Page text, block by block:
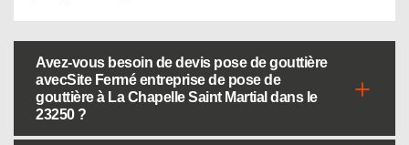
Avez-vous besoin de devis pose de gouttière
avecSite Fermé entreprise de pose de
gouttière à La Chapelle Saint Martial dans le
23250 ?